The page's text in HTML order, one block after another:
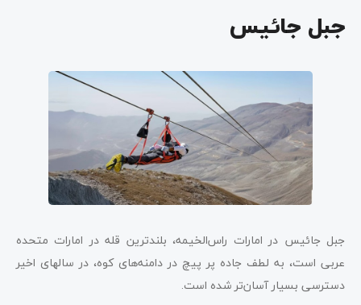
جبل جائیس
جبل جائیس در امارات راس‌الخیمه، بلندترین قله در امارات متحده
عربی است، به لطف جاده پر پیچ در دامنه­‌های کوه، در سال­های اخیر
دسترسی بسیار آسان‌تر شده است.